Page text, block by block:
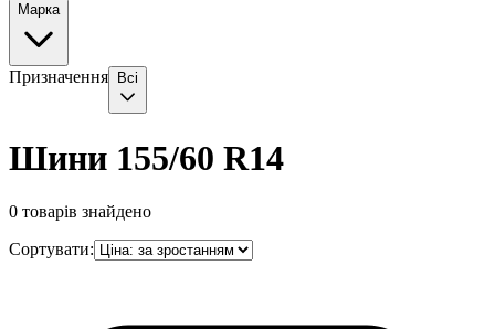
Марка
Призначення Всі
Шини 155/60 R14
0 товарів знайдено
Сортувати: